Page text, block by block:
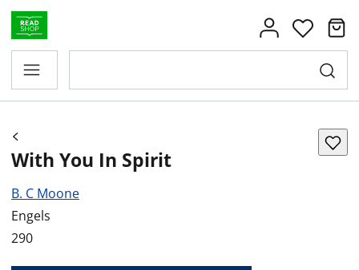
With You In Spirit
B. C Moone
Engels
290